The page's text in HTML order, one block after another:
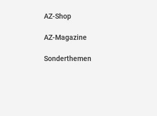
AZ-Shop
AZ-Magazine
Sonderthemen